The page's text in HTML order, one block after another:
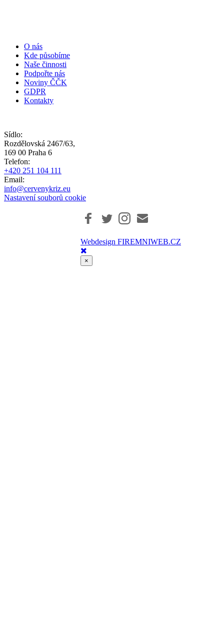
O nás
Kde působíme
Naše činnosti
Podpořte nás
Noviny ČČK
GDPR
Kontakty
Sídlo:
Rozdělovská 2467/63,
169 00 Praha 6
Telefon:
+420 251 104 111
Email:
info@cervenykriz.eu
Nastavení souborů cookie
Webdesign FIREMNIWEB.CZ
×